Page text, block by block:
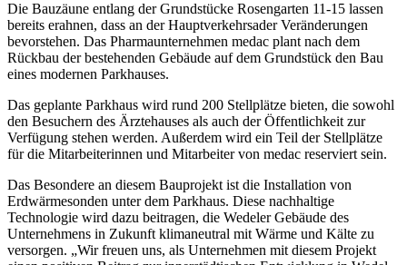
Die Bauzäune entlang der Grundstücke Rosengarten 11-15 lassen
bereits erahnen, dass an der Hauptverkehrsader Veränderungen
bevorstehen. Das Pharmaunternehmen medac plant nach dem
Rückbau der bestehenden Gebäude auf dem Grundstück den Bau
eines modernen Parkhauses.
Das geplante Parkhaus wird rund 200 Stellplätze bieten, die sowohl
den Besuchern des Ärztehauses als auch der Öffentlichkeit zur
Verfügung stehen werden. Außerdem wird ein Teil der Stellplätze
für die Mitarbeiterinnen und Mitarbeiter von medac reserviert sein.
Das Besondere an diesem Bauprojekt ist die Installation von
Erdwärmesonden unter dem Parkhaus. Diese nachhaltige
Technologie wird dazu beitragen, die Wedeler Gebäude des
Unternehmens in Zukunft klimaneutral mit Wärme und Kälte zu
versorgen. „Wir freuen uns, als Unternehmen mit diesem Projekt